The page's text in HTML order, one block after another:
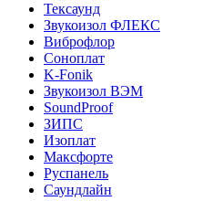
Тексаунд
Звукоизол ФЛЕКС
Виброфлор
Соноплат
K-Fonik
Звукоизол ВЭМ
SoundProof
ЗИПС
Изоплат
Максфорте
Руспанель
Саундлайн